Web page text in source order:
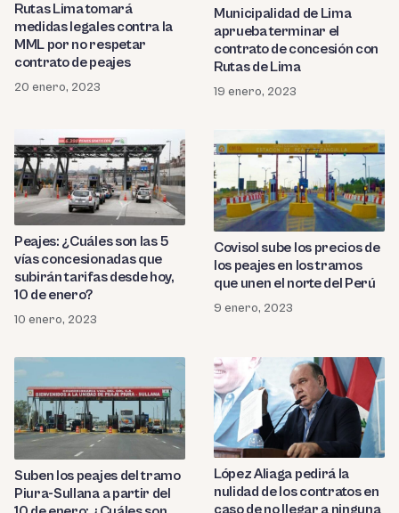
Rutas Lima tomará
medidas legales contra la
MML por no respetar
contrato de peajes
20 enero, 2023
Municipalidad de Lima
aprueba terminar el
contrato de concesión con
Rutas de Lima
19 enero, 2023
Peajes: ¿Cuáles son las 5
vías concesionadas que
subirán tarifas desde hoy,
10 de enero?
10 enero, 2023
Covisol sube los precios de
los peajes en los tramos
que unen el norte del Perú
9 enero, 2023
Suben los peajes del tramo
Piura-Sullana a partir del
López Aliaga pedirá la
nulidad de los contratos en
caso de no llegar a ninguna